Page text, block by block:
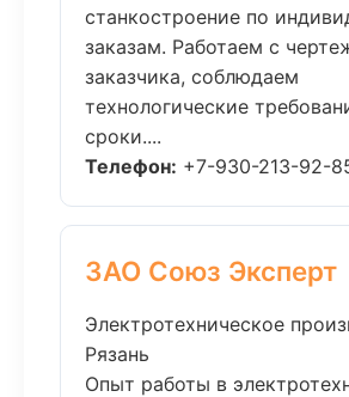
станкостроение по
заказам. Работаем с
заказчика, соблюдаем
технологические
сроки....
Телефон: +7-930-213-92-
ЗАО Союз Эксперт
Электротехническое
Рязань
Опыт работы в